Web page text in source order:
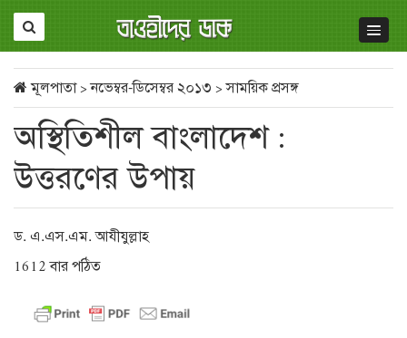
মূলপাতা> নভেম্বর-ডিসেম্বর ২০১৩ > সাময়িক প্রসঙ্গ
অস্থিতিশীল বাংলাদেশ :
উত্তরণের উপায়
ড. এ.এস.এম. আযীযুল্লাহ
1612 বার পঠিত